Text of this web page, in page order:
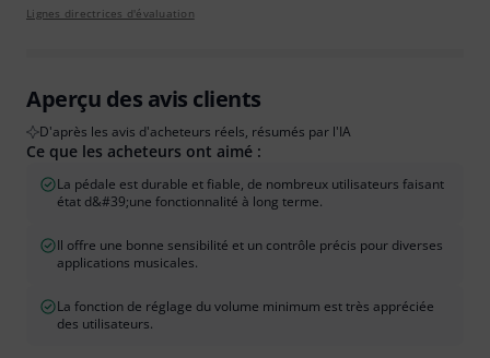
Lignes directrices d'évaluation
Aperçu des avis clients
D'après les avis d'acheteurs réels, résumés par l'IA
Ce que les acheteurs ont aimé :
La pédale est durable et fiable, de nombreux utilisateurs faisant
état d&#39;une fonctionnalité à long terme.
Il offre une bonne sensibilité et un contrôle précis pour diverses
applications musicales.
La fonction de réglage du volume minimum est très appréciée
des utilisateurs.